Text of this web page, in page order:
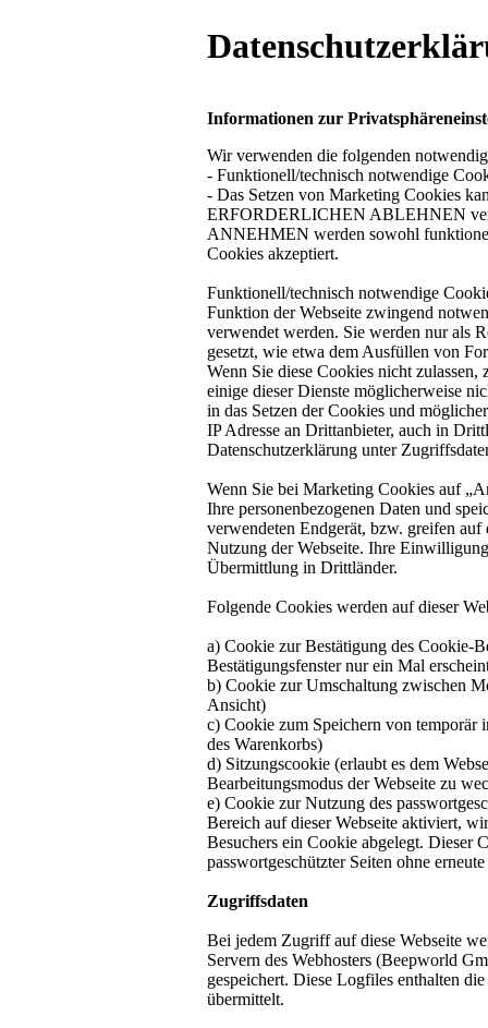
Informationen zur
Wir verwenden die folgenden
- Funktionell/technisch notwendige
- Das Setzen von Marketing Cookies
ERFORDERLICHEN ABLEHNEN
ANNEHMEN werden sowohl
Cookies akzeptiert.
Funktionell/technisch notwendige
Funktion der Webseite zwingend
verwendet werden. Sie werden nur als
gesetzt, wie etwa dem Ausfüllen von
Wenn Sie diese Cookies nicht
einige dieser Dienste möglicherweise
in das Setzen der Cookies und
IP Adresse an Drittanbieter, auch in
Datenschutzerklärung unter
Wenn Sie bei Marketing Cookies auf
Ihre personenbezogenen Daten und
verwendeten Endgerät, bzw. greifen
Nutzung der Webseite. Ihre
Übermittlung in Drittländer.
Folgende Cookies werden auf dieser
a) Cookie zur Bestätigung des Cookie-
Bestätigungsfenster nur ein Mal
b) Cookie zur Umschaltung zwischen
Ansicht)
c) Cookie zum Speichern von temporär
des Warenkorbs)
d) Sitzungscookie (erlaubt es dem
Bearbeitungsmodus der Webseite zu
e) Cookie zur Nutzung des
Bereich auf dieser Webseite aktiviert,
Besuchers ein Cookie abgelegt. Dieser
passwortgeschützter Seiten ohne
Zugriffsdaten
Bei jedem Zugriff auf diese Webseite
Servern des Webhosters (Beepworld
gespeichert. Diese Logfiles enthalten
übermittelt.